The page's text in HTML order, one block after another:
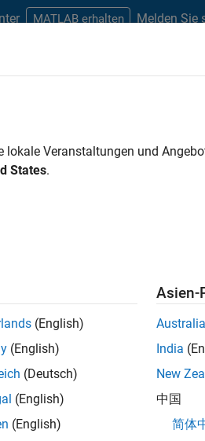
MATLAB erhalten Melden Sie
füllen Sie
Veranstaltungen und
States.
(English)
(English)
(Deutsch)
(English)
(English)
Asien-
Australia
India
New
中国
简体